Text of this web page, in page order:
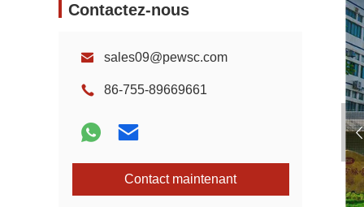
Contactez-nous
sales09@pewsc.com
86-755-89669661
Contact maintenant